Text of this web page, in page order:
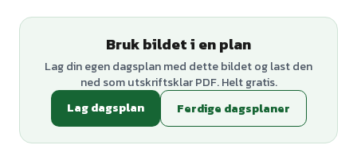
Bruk bildet i en plan
Lag din egen dagsplan med dette bildet og last den
ned som utskriftsklar PDF. Helt gratis.
Lag dagsplan
Ferdige dagsplaner